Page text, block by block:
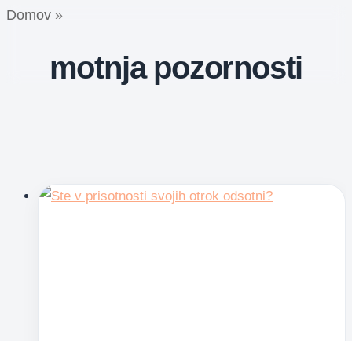
Domov »
motnja pozornosti